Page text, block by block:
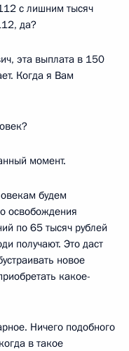
с лишним тысяч
да?
эта выплата в 150
Когда я Вам
момент.
будем
освобождения
по 65 тысяч рублей
получают. Это даст
новое
какое-
Ничего подобного
в такое